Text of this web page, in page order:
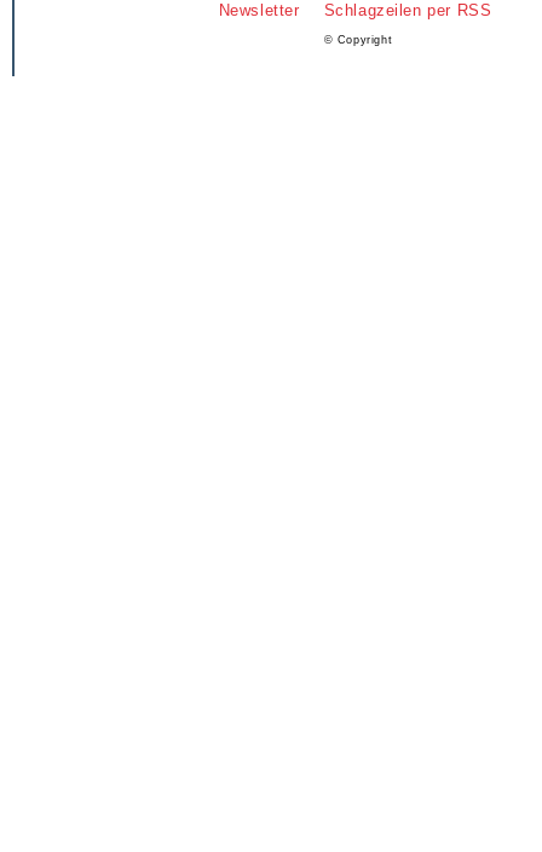
Newsletter Schlagzeilen per RSS
© Copyright